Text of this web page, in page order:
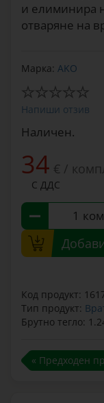
и елиминира
отваряне на
Марка: AKO
Напиши отзив
Наличен.
34 € /
С ДДС
Код продукт:
Тип продукт:
Брутно тегло:
« Предходен